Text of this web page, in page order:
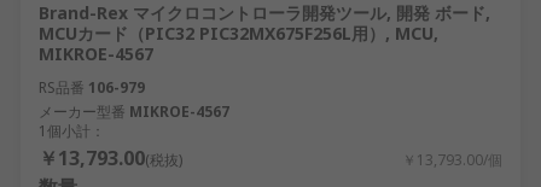
Brand-Rex マイクロコントローラ開発ツール, 開発 ボード,
MCUカード（PIC32 PIC32MX675F256L用）, MCU,
MIKROE-4567
RS品番 106-979
メーカー型番 MIKROE-4567
1個小計：
￥13,793.00(税抜) ￥13,793.00/個